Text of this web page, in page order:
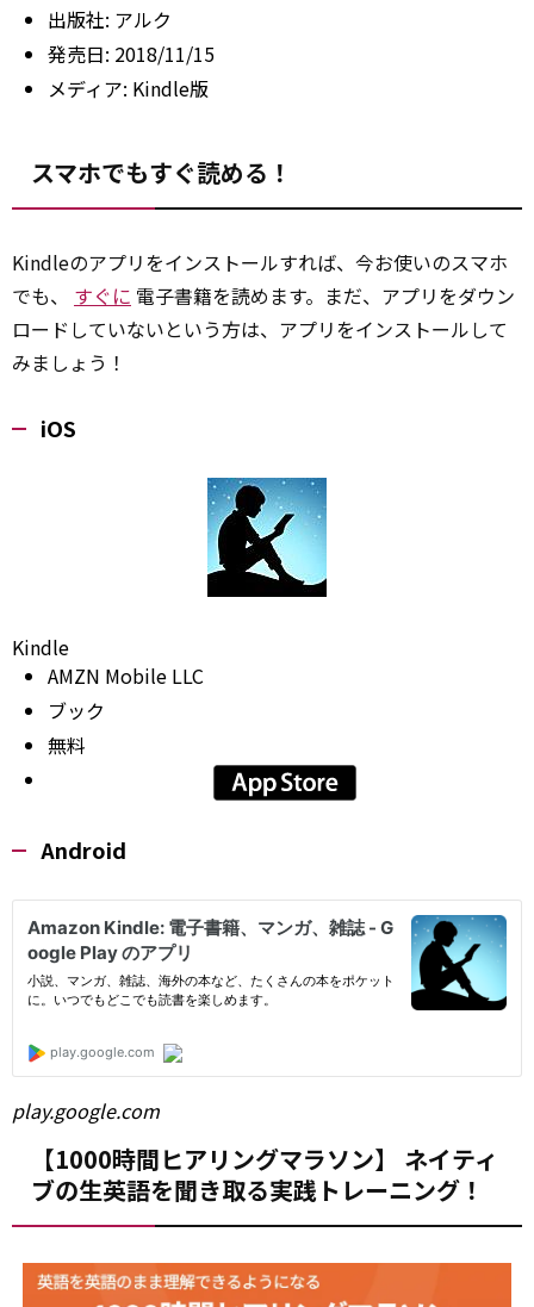
出版社: アルク
発売日: 2018/11/15
メディア: Kindle版
スマホでもすぐ読める！
Kindleのアプリをインストールすれば、今お使いのスマホ
でも、 すぐに 電子書籍を読めます。まだ、アプリをダウン
ロードしていないという方は、アプリをインストールして
みましょう！
iOS
Kindle
AMZN Mobile LLC
ブック
無料
Android
play.google.com
【1000時間ヒアリングマラソン】 ネイティ
ブの生英語を聞き取る実践トレーニング！